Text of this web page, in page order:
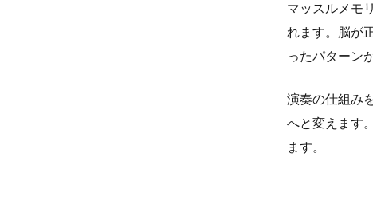
マッスルメモ
れます。脳が
ったパターン
演奏の仕組み
へと変えます
ます。